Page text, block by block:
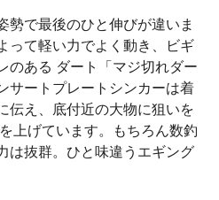
勢で最後のひと伸びが違いま
って軽い力でよく動き、ビギ
のある ダート「マジ切れダー
サートプレートシンカーは着
伝え、底付近の大物に狙いを
上げています。もちろん数釣
は抜群。ひと味違うエギング